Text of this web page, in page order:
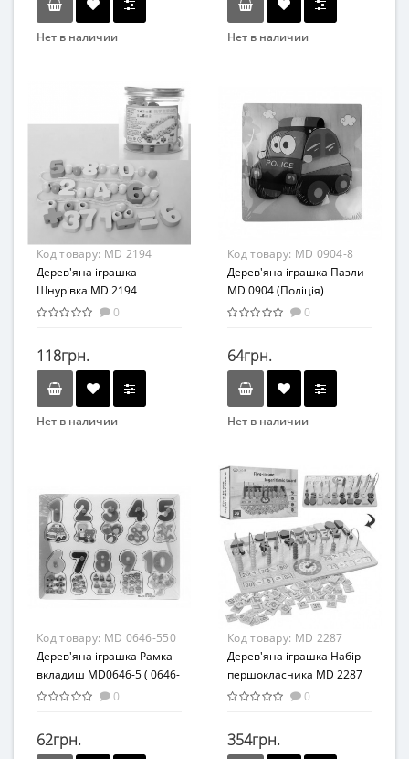
Нет в наличии
от 3 лет
Дерево
Нет в наличии
Вид
Развивающая игрушка
Возраст
от 3 лет
Материал
Дерево
Код товару: MD 2194
Дерев'яна іграшка-
Шнурівка MD 2194
0
118грн.
Нет в наличии
Развивающая игрушка
Возраст
от 3 лет
Материал
Комбинированный
Код товару: MD 0904-8
Дерев'яна іграшка Пазли
MD 0904 (Поліція)
0
64грн.
Нет в наличии
Вид
Развивающая игрушка
Возраст
от 3 лет
Материал
Дерево
Код товару: MD 0646-550
Дерев'яна іграшка Рамка-
вкладиш MD0646-5 ( 0646-
550)
0
62грн.
Код товару: MD 2287
Дерев'яна іграшка Набір
першокласника MD 2287
0
354грн.